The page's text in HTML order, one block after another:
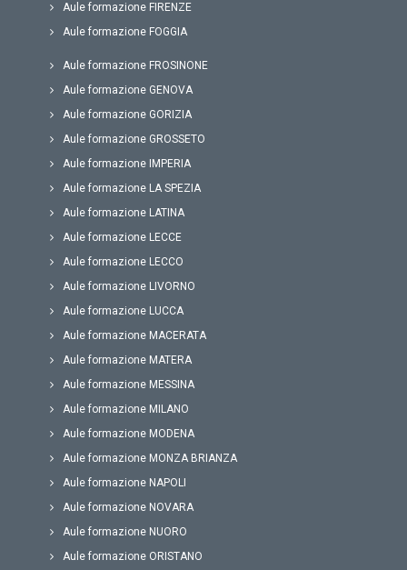
Aule formazione FIRENZE
Aule formazione FOGGIA
Aule formazione FROSINONE
Aule formazione GENOVA
Aule formazione GORIZIA
Aule formazione GROSSETO
Aule formazione IMPERIA
Aule formazione LA SPEZIA
Aule formazione LATINA
Aule formazione LECCE
Aule formazione LECCO
Aule formazione LIVORNO
Aule formazione LUCCA
Aule formazione MACERATA
Aule formazione MATERA
Aule formazione MESSINA
Aule formazione MILANO
Aule formazione MODENA
Aule formazione MONZA BRIANZA
Aule formazione NAPOLI
Aule formazione NOVARA
Aule formazione NUORO
Aule formazione ORISTANO